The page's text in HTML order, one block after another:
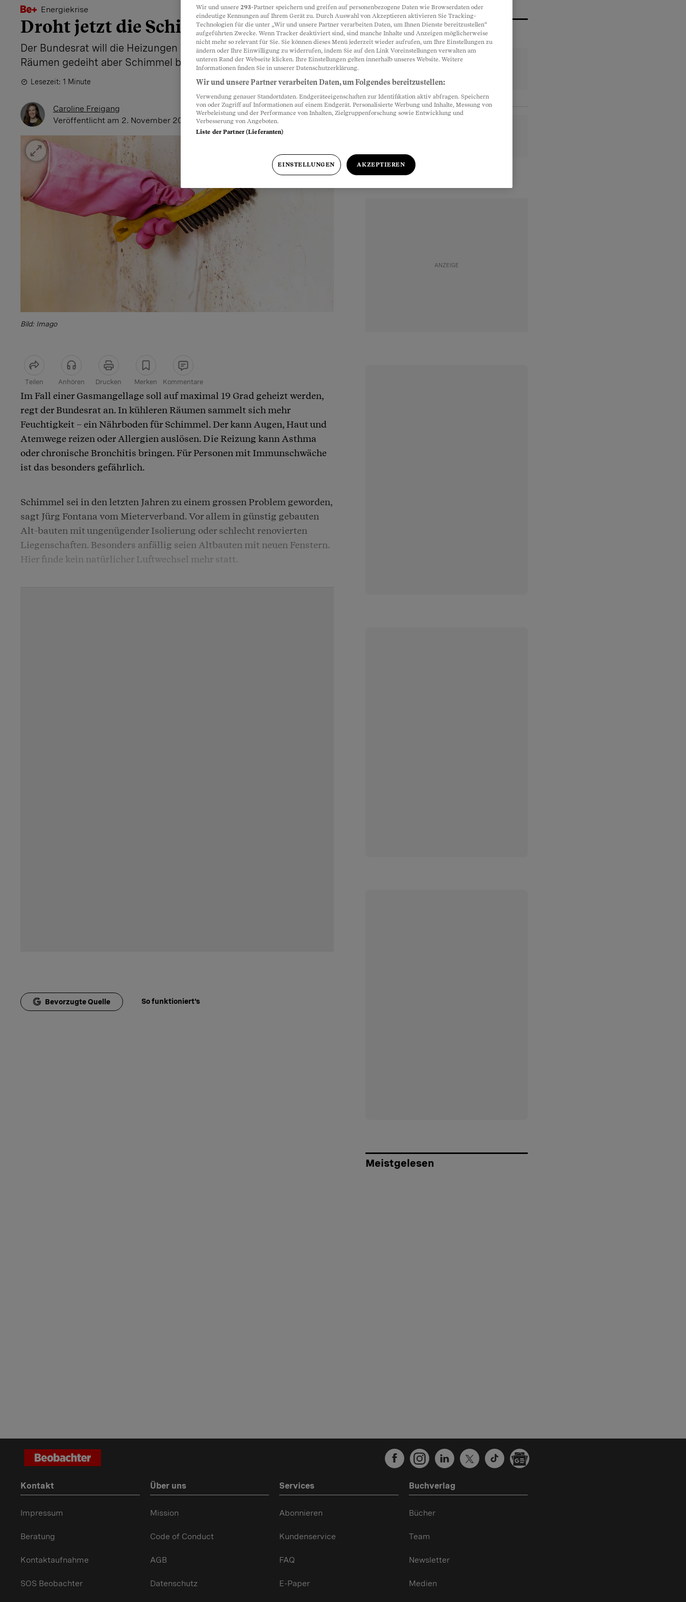
Energiekrise
Droht jetzt die Schimmelwelle?
Der Bundesrat will die Heizungen drosseln. In feuchtkalten
Räumen gedeiht aber Schimmel besonders gut.
Lesezeit: 1 Minute
Caroline Freigang
Veröffentlicht am 2. November 2022 - 11:12 Uhr
Bild: Imago
Teilen Anhören Drucken Merken Kommentare
Artikel teilen
Im Fall einer Gasmangellage soll auf maximal 19 Grad geheizt werden,
regt der Bundesrat an. In kühleren Räumen sammelt sich mehr
Feuchtigkeit – ein Nährboden für Schimmel. Der kann Augen, Haut und
Atemwege reizen oder Allergien auslösen. Die Reizung kann Asthma
oder chronische Bronchitis bringen. Für Personen mit Immunschwäche
ist das besonders gefährlich.
Schimmel sei in den letzten Jahren zu einem grossen Problem geworden,
sagt Jürg Fontana vom Mieterverband. Vor allem in günstig gebauten
Alt-bauten mit ungenügender Isolierung oder schlecht renovierten
Liegenschaften. Besonders anfällig seien Altbauten mit neuen Fenstern.
Hier finde kein natürlicher Luftwechsel mehr statt.
Bevorzugte Quelle So funktioniert's
Partnerinhalte
Meistgelesen
Kontakt
Impressum
Beratung
Kontaktaufnahme
SOS Beobachter
Über uns
Mission
Code of Conduct
AGB
Datenschutz
Services
Abonnieren
Kundenservice
FAQ
E-Paper
Buchverlag
Bücher
Team
Newsletter
Medien
Wir und unsere 293-Partner speichern und greifen auf personenbezogene Daten wie Browserdaten oder
eindeutige Kennungen auf Ihrem Gerät zu. Durch Auswahl von Akzeptieren aktivieren Sie Tracking-
Technologien für die unter „Wir und unsere Partner verarbeiten Daten, um Ihnen Dienste bereitzustellen“
aufgeführten Zwecke. Wenn Tracker deaktiviert sind, sind manche Inhalte und Anzeigen möglicherweise
nicht mehr so relevant für Sie. Sie können dieses Menü jederzeit wieder aufrufen, um Ihre Einstellungen zu
ändern oder Ihre Einwilligung zu widerrufen, indem Sie auf den Link Voreinstellungen verwalten am
unteren Rand der Webseite klicken. Ihre Einstellungen gelten innerhalb unseres Website. Weitere
Informationen finden Sie in unserer Datenschutzerklärung.
Wir und unsere Partner verarbeiten Daten, um Folgendes bereitzustellen:
Verwendung genauer Standortdaten. Endgeräteeigenschaften zur Identifikation aktiv abfragen. Speichern
von oder Zugriff auf Informationen auf einem Endgerät. Personalisierte Werbung und Inhalte, Messung von
Werbeleistung und der Performance von Inhalten, Zielgruppenforschung sowie Entwicklung und
Verbesserung von Angeboten.
Liste der Partner (Lieferanten)
EINSTELLUNGEN AKZEPTIEREN